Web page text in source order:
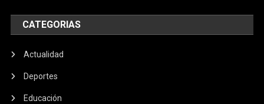
CATEGORIAS
Actualidad
Deportes
Educación